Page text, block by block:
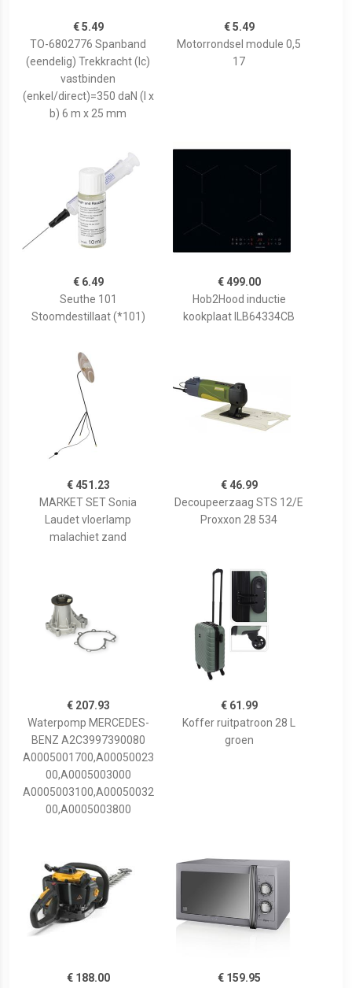
€ 5.49
TO-6802776 Spanband
(eendelig) Trekkracht (lc)
vastbinden
(enkel/direct)=350 daN (l x
b) 6 m x 25 mm
€ 5.49
Motorrondsel module 0,5
17
€ 6.49
Seuthe 101
Stoomdestillaat (*101)
€ 499.00
Hob2Hood inductie
kookplaat ILB64334CB
€ 451.23
MARKET SET Sonia
Laudet vloerlamp
malachiet zand
€ 46.99
Decoupeerzaag STS 12/E
Proxxon 28 534
€ 207.93
Waterpomp MERCEDES-
BENZ A2C3997390080
A0005001700,A00050023
00,A0005003000
A0005003100,A00050032
00,A0005003800
€ 61.99
Koffer ruitpatroon 28 L
groen
€ 188.00
€ 159.95